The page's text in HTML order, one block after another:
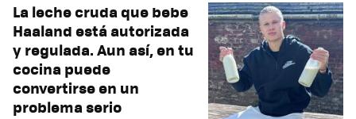
La leche cruda que bebe
Haaland está autorizada
y regulada. Aun así, en tu
cocina puede
convertirse en un
problema serio